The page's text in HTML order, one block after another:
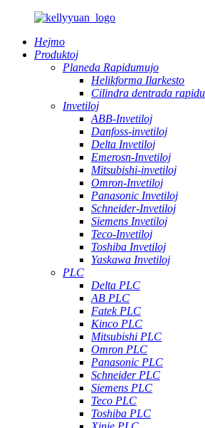
Hejmo
Produktoj
Planeda Rapidumujo
Helikforma Ilarkesto
Cilindra dentrada
Invetiloj
ABB-Invetiloj
Danfoss-invetiloj
Delta Invetiloj
Emerosn-Invetiloj
Mitsubishi-invetiloj
Omron-Invetiloj
Panasonic Invetiloj
Schneider-Invetiloj
Siemens Invetiloj
Teco-Invetiloj
Toshiba Invetiloj
Yaskawa Invetiloj
PLC
Delta PLC
AB PLC
Fatek PLC
Kinco PLC
Mitsubishi PLC
Omron PLC
Panasonic PLC
Schneider PLC
Siemens PLC
Teco PLC
Toshiba PLC